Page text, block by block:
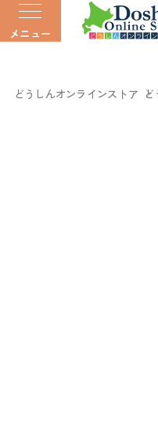
メニュー
どうしんオンラインストア